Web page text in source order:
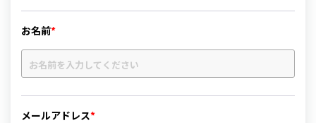
お名前*
メールアドレス*